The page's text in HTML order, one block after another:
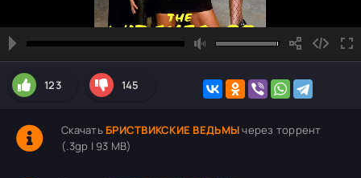
123 145
Скачать БРИСТВИКСКИЕ ВЕДЬМЫчерез торрент
(.3gp | 93 MB)